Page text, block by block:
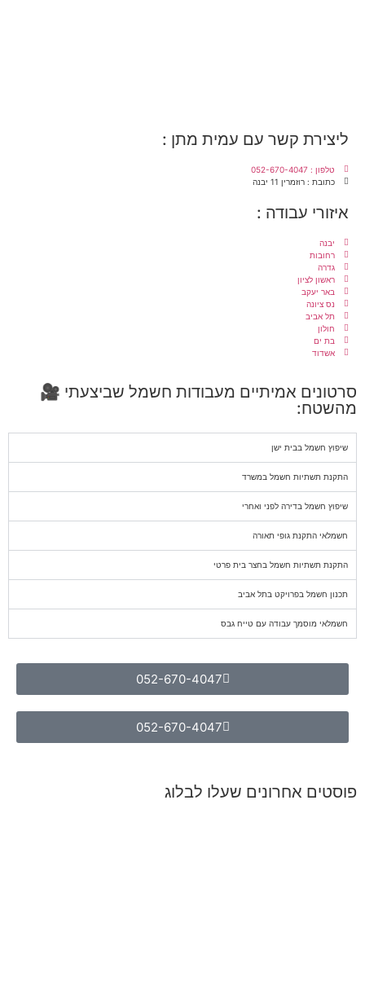
ליצירת קשר עם עמית מתן :
טלפון : 052-670-4047
כתובת : רוזמרין 11 יבנה
איזורי עבודה :
יבנה
רחובות
גדרה
ראשון לציון
באר יעקב
נס ציונה
תל אביב
חולון
בת ים
אשדוד
סרטונים אמיתיים מעבודות חשמל שביצעתי 🎥
מהשטח:
שיפוץ חשמל בבית ישן
התקנת תשתיות חשמל במשרד
שיפוץ חשמל בדירה לפני ואחרי
חשמלאי התקנת גופי תאורה
התקנת תשתיות חשמל בחצר בית פרטי
תכנון חשמל בפרויקט בתל אביב
חשמלאי מוסמך עבודה עם טייח גבס
052-670-4047
052-670-4047
פוסטים אחרונים שעלו לבלוג